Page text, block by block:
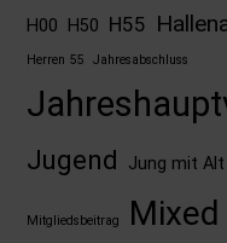
H00 H50 H55
Herren 55 Jahresabschluss
Jugend Jung mit Alt
Mitgliedsbeitrag Mixed